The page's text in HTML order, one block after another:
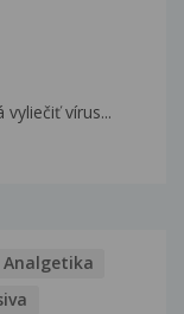
vírus...
Analgetika